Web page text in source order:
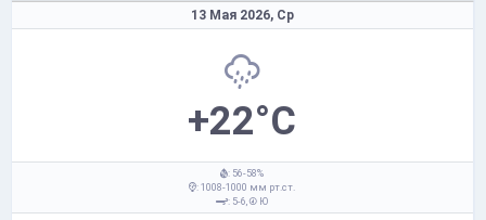
13 Мая 2026, Ср
+22°C
: 56-58%
: 1008-1000 мм рт.ст.
: 5-6,
Ю